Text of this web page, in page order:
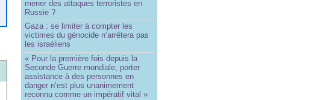
mener des attaques terroristes en
Russie ?
Gaza : se limiter à compter les
victimes du génocide n’arrêtera pas
les israéliens
« Pour la première fois depuis la
Seconde Guerre mondiale, porter
assistance à des personnes en
danger n’est plus unanimement
reconnu comme un impératif vital »